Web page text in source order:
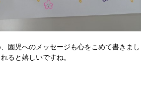
園児へのメッセージも心をこめて書きまし
ると嬉しいですね。